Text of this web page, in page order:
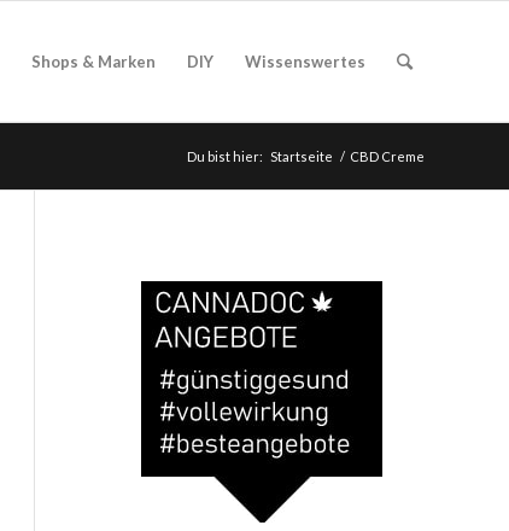
Shops & Marken DIY Wissenswertes
Du bist hier: Startseite / CBD Creme